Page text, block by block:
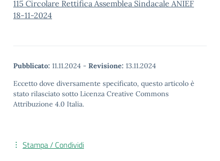
115 Circolare Rettifica Assemblea Sindacale ANIEF
18-11-2024
Pubblicato: 11.11.2024 - Revisione: 13.11.2024
Eccetto dove diversamente specificato, questo articolo è
stato rilasciato sotto Licenza Creative Commons
Attribuzione 4.0 Italia.
Stampa / Condividi